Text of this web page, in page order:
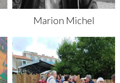
Marion Michel